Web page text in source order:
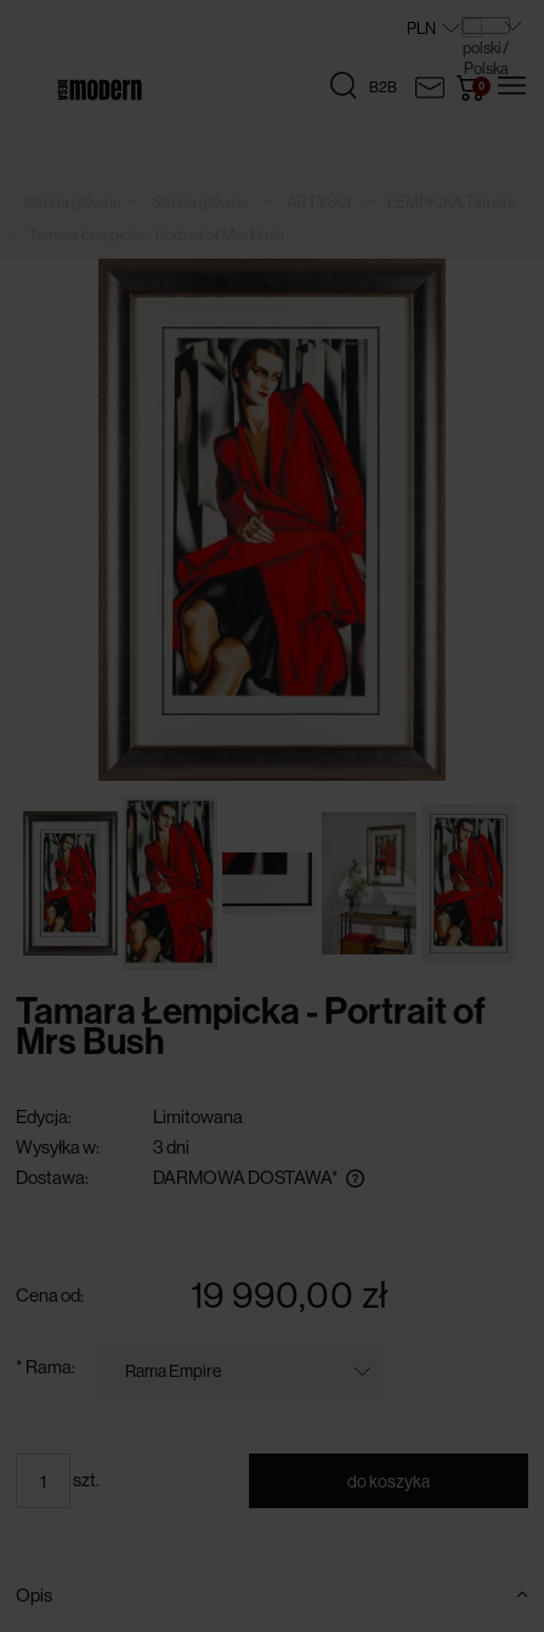
B2B
Tamara Łempicka - Portrait of
Mrs Bush
Edycja:
Limitowana
Wysyłka w:
3 dni
Dostawa:
DARMOWA DOSTAWA*
Cena od: 19 990,00 zł
* Rama:
szt. do koszyka
Opis